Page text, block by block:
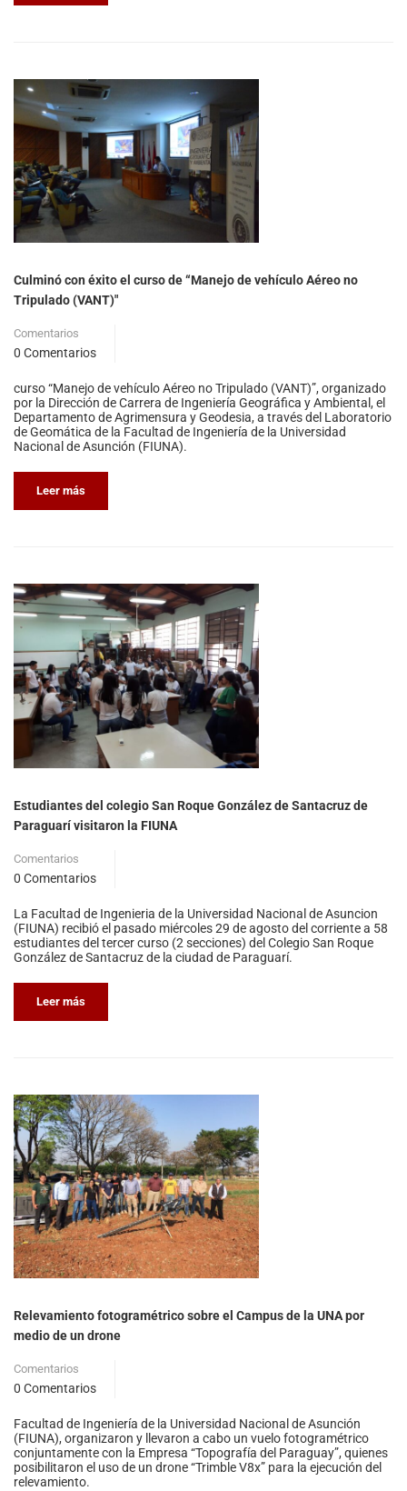
Culminó con éxito el curso de “Manejo de vehículo Aéreo no
Tripulado (VANT)"
Comentarios
0 Comentarios
curso “Manejo de vehículo Aéreo no Tripulado (VANT)”, organizado
por la Dirección de Carrera de Ingeniería Geográfica y Ambiental, el
Departamento de Agrimensura y Geodesia, a través del Laboratorio
de Geomática de la Facultad de Ingeniería de la Universidad
Nacional de Asunción (FIUNA).
Leer más
Estudiantes del colegio San Roque González de Santacruz de
Paraguarí visitaron la FIUNA
Comentarios
0 Comentarios
La Facultad de Ingenieria de la Universidad Nacional de Asuncion
(FIUNA) recibió el pasado miércoles 29 de agosto del corriente a 58
estudiantes del tercer curso (2 secciones) del Colegio San Roque
González de Santacruz de la ciudad de Paraguarí.
Leer más
Relevamiento fotogramétrico sobre el Campus de la UNA por
medio de un drone
Comentarios
0 Comentarios
Facultad de Ingeniería de la Universidad Nacional de Asunción
(FIUNA), organizaron y llevaron a cabo un vuelo fotogramétrico
conjuntamente con la Empresa “Topografía del Paraguay”, quienes
posibilitaron el uso de un drone “Trimble V8x” para la ejecución del
relevamiento.